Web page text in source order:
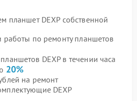
планшет DEXP собственной
работы по ремонту планшетов
DEXP в течении часа
20%
на ремонт
DEXP